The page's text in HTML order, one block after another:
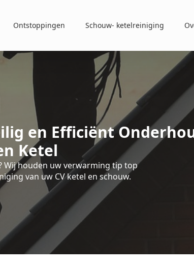
Ontstoppingen Schouw- ketelreiniging
en Efficiënt
Ketel
Wij houden uw verwarming tip top
van uw CV ketel en schouw.